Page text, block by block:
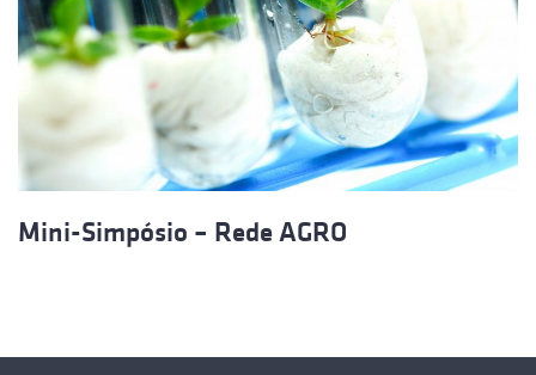
Mini-Simpósio – Rede AGRO